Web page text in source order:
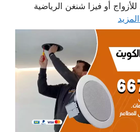
أو فيزا شنغن الرياضية